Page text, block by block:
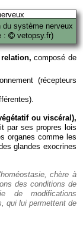
du système nerveux
:
vetopsy.fr)
composé de
(récepteurs
ou viscéral),
par ses propres lois
organes comme les
glandes exocrines
chère à
des conditions de
de modifications
qui lui permettent de